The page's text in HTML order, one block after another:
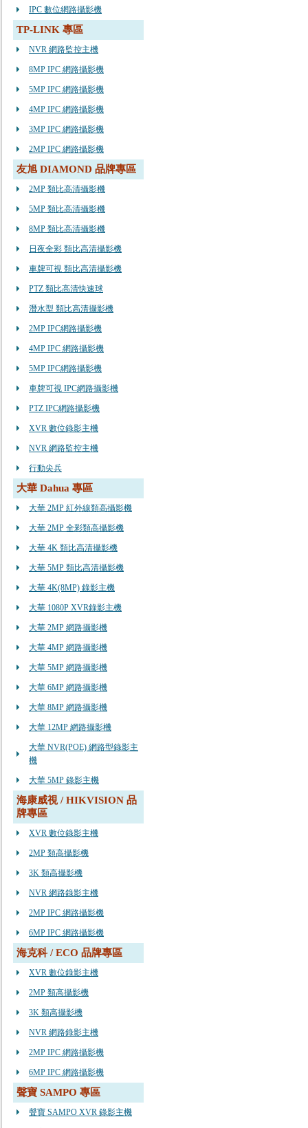
IPC 數位網路攝影機
TP-LINK 專區
NVR 網路監控主機
8MP IPC 網路攝影機
5MP IPC 網路攝影機
4MP IPC 網路攝影機
3MP IPC 網路攝影機
2MP IPC 網路攝影機
友旭 DIAMOND 品牌專區
2MP 類比高清攝影機
5MP 類比高清攝影機
8MP 類比高清攝影機
日夜全彩 類比高清攝影機
車牌可視 類比高清攝影機
PTZ 類比高清快速球
潛水型 類比高清攝影機
2MP IPC網路攝影機
4MP IPC 網路攝影機
5MP IPC網路攝影機
車牌可視 IPC網路攝影機
PTZ IPC網路攝影機
XVR 數位錄影主機
NVR 網路監控主機
行動尖兵
大華 Dahua 專區
大華 2MP 紅外線類高攝影機
大華 2MP 全彩類高攝影機
大華 4K 類比高清攝影機
大華 5MP 類比高清攝影機
大華 4K(8MP) 錄影主機
大華 1080P XVR錄影主機
大華 2MP 網路攝影機
大華 4MP 網路攝影機
大華 5MP 網路攝影機
大華 6MP 網路攝影機
大華 8MP 網路攝影機
大華 12MP 網路攝影機
大華 NVR(POE) 網路型錄影主
機
大華 5MP 錄影主機
海康威視 / HIKVISION 品
牌專區
XVR 數位錄影主機
2MP 類高攝影機
3K 類高攝影機
NVR 網路錄影主機
2MP IPC 網路攝影機
6MP IPC 網路攝影機
海克科 / ECO 品牌專區
XVR 數位錄影主機
2MP 類高攝影機
3K 類高攝影機
NVR 網路錄影主機
2MP IPC 網路攝影機
6MP IPC 網路攝影機
聲寶 SAMPO 專區
聲寶 SAMPO XVR 錄影主機